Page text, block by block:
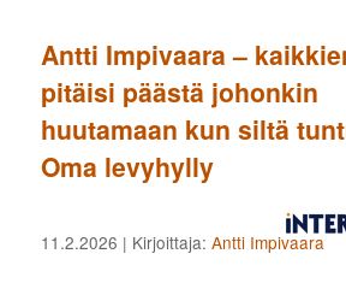
Antti Impivaara –
pitäisi päästä johonkin
huutamaan kun siltä
Oma levyhylly
11.2.2026 | Kirjoittaja:Antti Impivaara